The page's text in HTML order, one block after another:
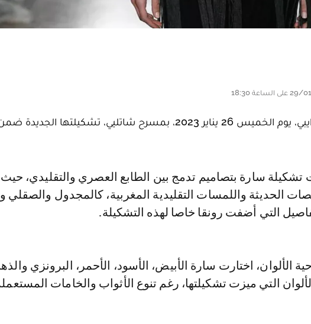
قدمت مصممة الأزياء المغربية سارة الشرايبي، يوم الخميس 26 يناير 2023، بمسرح شاتليي،
الحديثة واللمسات التقليدية المغربية، كالمجدول والصقلي
التي أضفت رونقا خاصا لهذه التشكيلة.
الألوان، اختارت سارة الأبيض، الأسود، الأحمر، البرونزي
التي ميزت تشكيلتها، رغم تنوع الأثواب والخامات